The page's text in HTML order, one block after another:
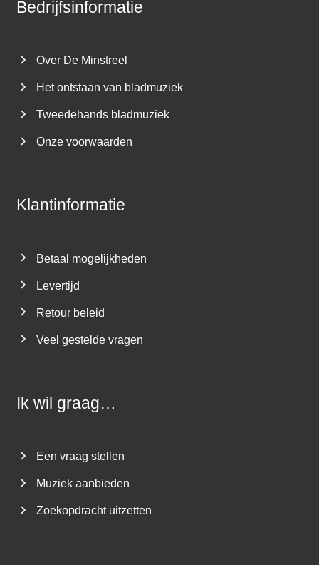
Bedrijfsinformatie
Over De Minstreel
Het ontstaan van bladmuziek
Tweedehands bladmuziek
Onze voorwaarden
Klantinformatie
Betaal mogelijkheden
Levertijd
Retour beleid
Veel gestelde vragen
Ik wil graag…
Een vraag stellen
Muziek aanbieden
Zoekopdracht uitzetten